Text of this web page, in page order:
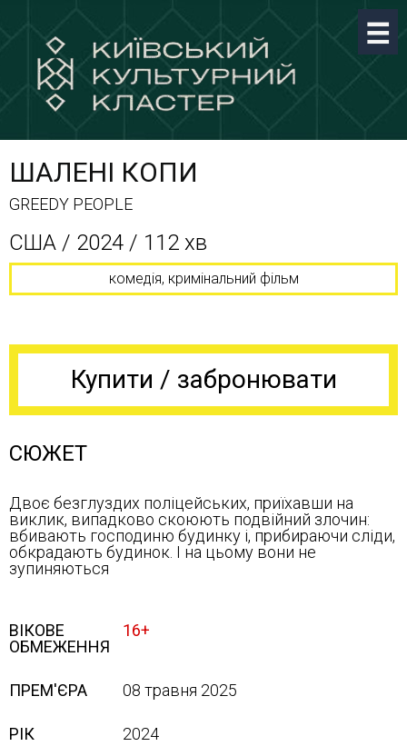
ШАЛЕНІ КОПИ
GREEDY PEOPLE
США / 2024 / 112 хв
комедія, кримінальний фільм
Купити / забронювати
СЮЖЕТ
Двоє безглуздих поліцейських, приїхавши на
виклик, випадково скоюють подвійний злочин:
вбивають господиню будинку і, прибираючи сліди,
обкрадають будинок. І на цьому вони не
зупиняються
ВІКОВЕ
ОБМЕЖЕННЯ
16+
ПРЕМ'ЄРА 08 травня 2025
РІК 2024